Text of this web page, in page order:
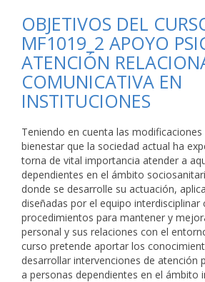
OBJETIVOS DEL
MF1019_2 APOYO
ATENCIÓN
COMUNICATIVA EN
INSTITUCIONES
Teniendo en cuenta las modificaciones
bienestar que la sociedad actual ha
torna de vital importancia atender a
dependientes en el ámbito
donde se desarrolle su actuación,
diseñadas por el equipo
procedimientos para mantener y
personal y sus relaciones con el
curso pretende aportar los
desarrollar intervenciones de atención
a personas dependientes en el ámbito